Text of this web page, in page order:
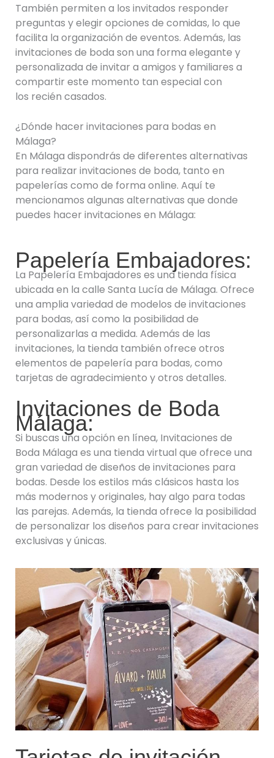
También permiten a los invitados responder
preguntas y elegir opciones de comidas, lo que
facilita la organización de eventos. Además, las
invitaciones de boda son una forma elegante y
personalizada de invitar a amigos y familiares a
compartir este momento tan especial con
los recién casados.
¿Dónde hacer invitaciones para bodas en
Málaga?
En Málaga dispondrás de diferentes alternativas
para realizar invitaciones de boda, tanto en
papelerías como de forma online. Aquí te
mencionamos algunas alternativas que donde
puedes hacer invitaciones en Málaga:
Papelería Embajadores:
La Papelería Embajadores es una tienda física
ubicada en la calle Santa Lucía de Málaga. Ofrece
una amplia variedad de modelos de invitaciones
para bodas, así como la posibilidad de
personalizarlas a medida. Además de las
invitaciones, la tienda también ofrece otros
elementos de papelería para bodas, como
tarjetas de agradecimiento y otros detalles.
Invitaciones de Boda
Málaga:
Si buscas una opción en línea, Invitaciones de
Boda Málaga es una tienda virtual que ofrece una
gran variedad de diseños de invitaciones para
bodas. Desde los estilos más clásicos hasta los
más modernos y originales, hay algo para todas
las parejas. Además, la tienda ofrece la posibilidad
de personalizar los diseños para crear invitaciones
exclusivas y únicas.